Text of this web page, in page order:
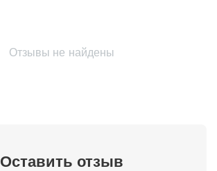
Отзывы не найдены
Оставить отзыв